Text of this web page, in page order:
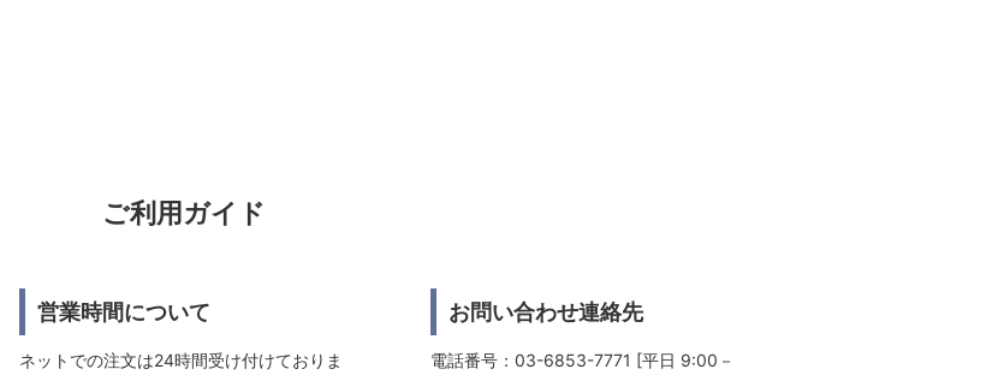
ご利用ガイド
営業時間について
ネットでの注文は24時間受け付けておりま
お問い合わせ連絡先
電話番号：03-6853-7771 [平日 9:00－